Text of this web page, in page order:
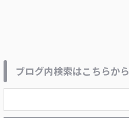
ブログ内検索はこちらから